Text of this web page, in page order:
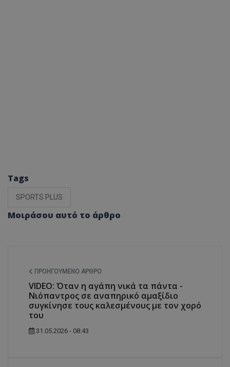
Tags
SPORTS PLUS
Μοιράσου αυτό το άρθρο
ΠΡΟΗΓΟΎΜΕΝΟ ΆΡΘΡΟ
VIDEO: Όταν η αγάπη νικά τα πάντα -
Νιόπαντρος σε αναπηρικό αμαξίδιο
συγκίνησε τους καλεσμένους με τον χορό
του
31.05.2026 - 08:43